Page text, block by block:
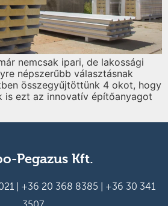
nemcsak ipari, de lakossági
népszerűbb választásnak
összegyűjtöttünk 4 okot, hogy
is ezt az innovatív építőanyagot
Pegazus Kft.
+36 20 368 8385
+36 30 341